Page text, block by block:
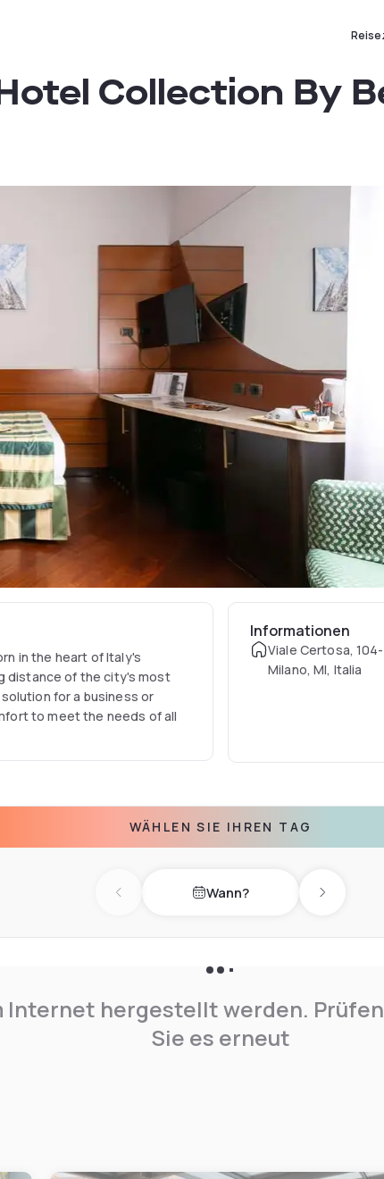
Collection By
in the heart of Italy's
distance of the city's most
for a business or
to meet the needs of all
Informationen
Viale Certosa,
Milano, MI, Italia
WÄHLEN SIE IHREN TAG
Previous day Wann? Next day
Internet hergestellt werden.
Sie es erneut